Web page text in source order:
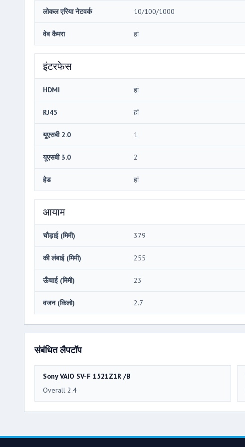
लोकल एरिया नेटवर्क 10/100/1000
वेब कैमरा हां
इंटरफेस
HDMI हां
RJ45 हां
यूएसबी 2.0 1
यूएसबी 3.0 2
हेड हां
आयाम
चौड़ाई (मिमी) 379
की लंबाई (मिमी) 255
ऊँचाई (मिमी) 23
वजन (किलो) 2.7
संबंधित लैपटॉप
Sony VAIO SV-F 1521Z1R /B
Overall 2.4